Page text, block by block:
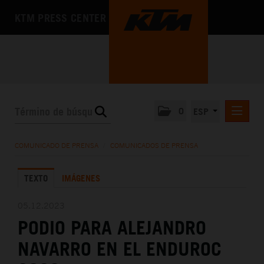
LA EMPRESA
COMUNICADO DE PRENSA COMUNICADOS DE PRENSA
TEXTO IMÁGENES
PODIO PARA ALEJANDRO
NAVARRO EN EL ENDUROC